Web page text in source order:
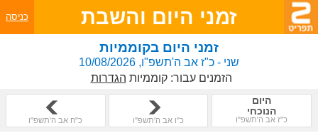
זמני היום והשבת כניסה
זמני היום בקוממיות
שני - כ"ז אב ה'תשפ"ו, 10/08/2026
הזמנים עבור:קוממיות הגדרות
היום
הנוכחי
כ"ז אב ה'תשפ"ו כ"ו אב ה'תשפ"ו כ"ח אב ה'תשפ"ו